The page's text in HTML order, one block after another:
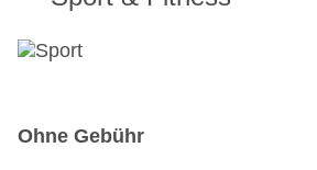
Ohne Gebühr